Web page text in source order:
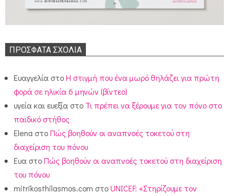
ΠΡΌΣΦΑΤΑ ΣΧΌΛΙΑ
Ευαγγελία στοΗ στιγμή που ένα μωρό θηλάζει για πρώτη
φορά σε ηλικία 6 μηνών (βίντεο)
υγεία και ευεξία στο Τι πρέπει να ξέρουμε για τον πόνο στο
παιδικό στήθος
Elena στοΠώς βοηθούν οι αναπνοές τοκετού στη
διαχείριση του πόνου
Ευα στοΠώς βοηθούν οι αναπνοές τοκετού στη διαχείριση
του πόνου
mitrikosthilasmos.com στοUNICEF: «Στηρίζουμε τον